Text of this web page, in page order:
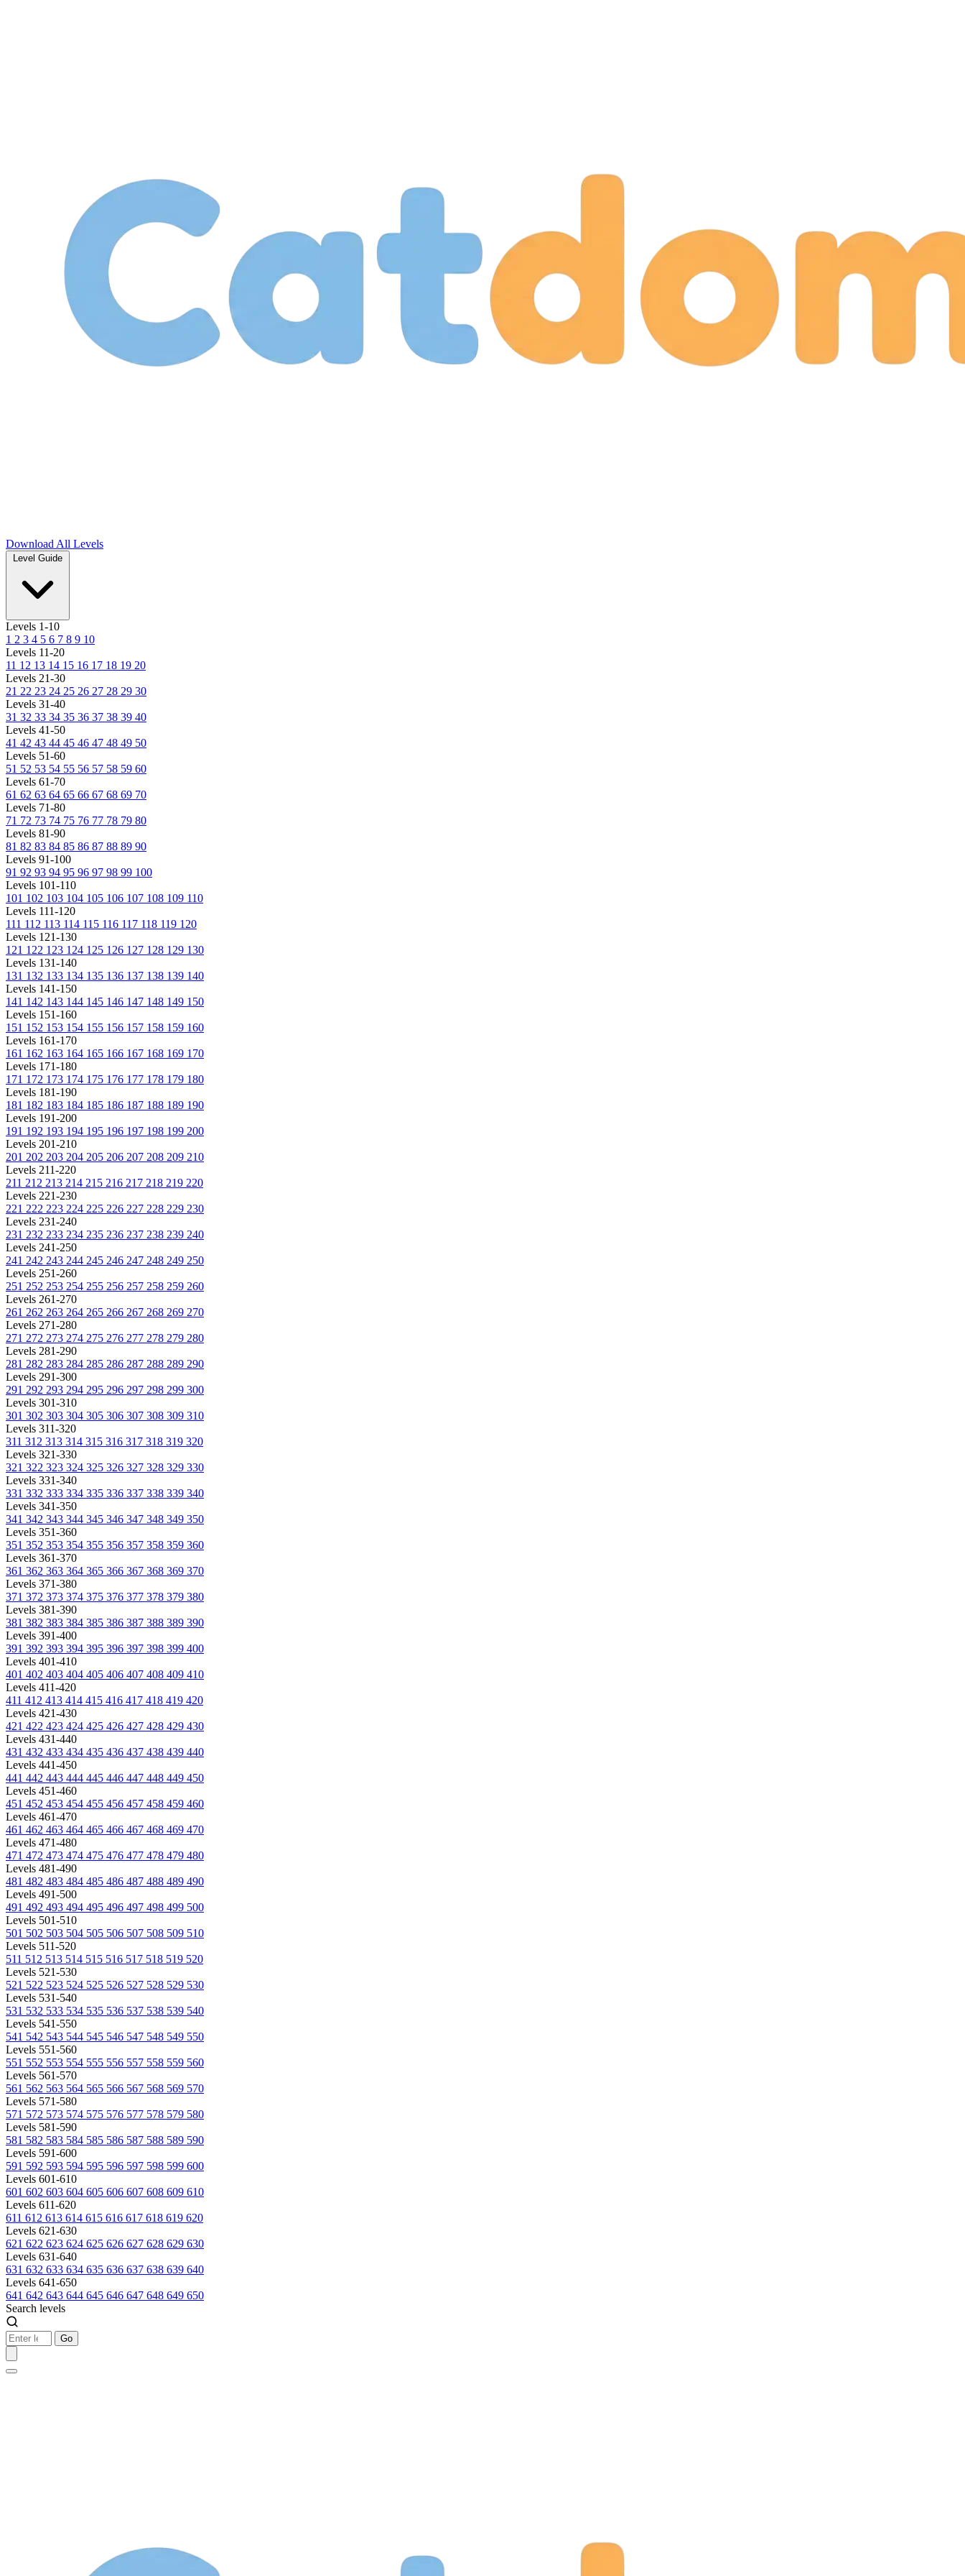
Download All Levels
Level Guide
Levels 1-10
1 2 3 4 5 6 7 8 9 10
Levels 11-20
11 12 13 14 15 16 17 18 19 20
Levels 21-30
21 22 23 24 25 26 27 28 29 30
Levels 31-40
31 32 33 34 35 36 37 38 39 40
Levels 41-50
41 42 43 44 45 46 47 48 49 50
Levels 51-60
51 52 53 54 55 56 57 58 59 60
Levels 61-70
61 62 63 64 65 66 67 68 69 70
Levels 71-80
71 72 73 74 75 76 77 78 79 80
Levels 81-90
81 82 83 84 85 86 87 88 89 90
Levels 91-100
91 92 93 94 95 96 97 98 99 100
Levels 101-110
101 102 103 104 105 106 107 108 109 110
Levels 111-120
111 112 113 114 115 116 117 118 119 120
Levels 121-130
121 122 123 124 125 126 127 128 129 130
Levels 131-140
131 132 133 134 135 136 137 138 139 140
Levels 141-150
141 142 143 144 145 146 147 148 149 150
Levels 151-160
151 152 153 154 155 156 157 158 159 160
Levels 161-170
161 162 163 164 165 166 167 168 169 170
Levels 171-180
171 172 173 174 175 176 177 178 179 180
Levels 181-190
181 182 183 184 185 186 187 188 189 190
Levels 191-200
191 192 193 194 195 196 197 198 199 200
Levels 201-210
201 202 203 204 205 206 207 208 209 210
Levels 211-220
211 212 213 214 215 216 217 218 219 220
Levels 221-230
221 222 223 224 225 226 227 228 229 230
Levels 231-240
231 232 233 234 235 236 237 238 239 240
Levels 241-250
241 242 243 244 245 246 247 248 249 250
Levels 251-260
251 252 253 254 255 256 257 258 259 260
Levels 261-270
261 262 263 264 265 266 267 268 269 270
Levels 271-280
271 272 273 274 275 276 277 278 279 280
Levels 281-290
281 282 283 284 285 286 287 288 289 290
Levels 291-300
291 292 293 294 295 296 297 298 299 300
Levels 301-310
301 302 303 304 305 306 307 308 309 310
Levels 311-320
311 312 313 314 315 316 317 318 319 320
Levels 321-330
321 322 323 324 325 326 327 328 329 330
Levels 331-340
331 332 333 334 335 336 337 338 339 340
Levels 341-350
341 342 343 344 345 346 347 348 349 350
Levels 351-360
351 352 353 354 355 356 357 358 359 360
Levels 361-370
361 362 363 364 365 366 367 368 369 370
Levels 371-380
371 372 373 374 375 376 377 378 379 380
Levels 381-390
381 382 383 384 385 386 387 388 389 390
Levels 391-400
391 392 393 394 395 396 397 398 399 400
Levels 401-410
401 402 403 404 405 406 407 408 409 410
Levels 411-420
411 412 413 414 415 416 417 418 419 420
Levels 421-430
421 422 423 424 425 426 427 428 429 430
Levels 431-440
431 432 433 434 435 436 437 438 439 440
Levels 441-450
441 442 443 444 445 446 447 448 449 450
Levels 451-460
451 452 453 454 455 456 457 458 459 460
Levels 461-470
461 462 463 464 465 466 467 468 469 470
Levels 471-480
471 472 473 474 475 476 477 478 479 480
Levels 481-490
481 482 483 484 485 486 487 488 489 490
Levels 491-500
491 492 493 494 495 496 497 498 499 500
Levels 501-510
501 502 503 504 505 506 507 508 509 510
Levels 511-520
511 512 513 514 515 516 517 518 519 520
Levels 521-530
521 522 523 524 525 526 527 528 529 530
Levels 531-540
531 532 533 534 535 536 537 538 539 540
Levels 541-550
541 542 543 544 545 546 547 548 549 550
Levels 551-560
551 552 553 554 555 556 557 558 559 560
Levels 561-570
561 562 563 564 565 566 567 568 569 570
Levels 571-580
571 572 573 574 575 576 577 578 579 580
Levels 581-590
581 582 583 584 585 586 587 588 589 590
Levels 591-600
591 592 593 594 595 596 597 598 599 600
Levels 601-610
601 602 603 604 605 606 607 608 609 610
Levels 611-620
611 612 613 614 615 616 617 618 619 620
Levels 621-630
621 622 623 624 625 626 627 628 629 630
Levels 631-640
631 632 633 634 635 636 637 638 639 640
Levels 641-650
641 642 643 644 645 646 647 648 649 650
Search levels
Go